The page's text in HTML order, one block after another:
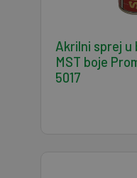
Akrilni sprej u
MST boje
5017